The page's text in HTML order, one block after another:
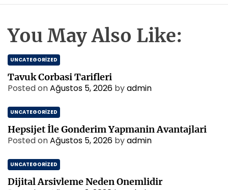
You May Also Like:
UNCATEGORIZED
Tavuk Corbasi Tarifleri
Posted onAğustos 5, 2026 byadmin
UNCATEGORIZED
Hepsijet İle Gonderim Yapmanin Avantajlari
Posted onAğustos 5, 2026 byadmin
UNCATEGORIZED
Dijital Arsivleme Neden Onemlidir